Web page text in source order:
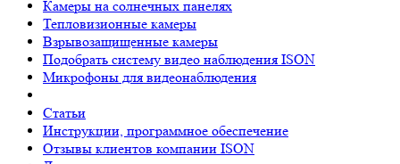
Камеры на солнечных панелях
Тепловизионные камеры
Взрывозащищенные камеры
Подобрать систему видео наблюдения ISON
Микрофоны для видеонаблюдения
Статьи
Инструкции, программное обеспечение
Отзывы клиентов компании ISON